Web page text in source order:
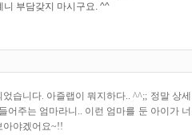
니 부담갖지 마시구요. ^^
습니다. 아즐랩이 뭐지하다.. ^^;; 정말 상
어주는 엄마라니.. 이런 엄마를 둔 아이가
아야겠어요~!!